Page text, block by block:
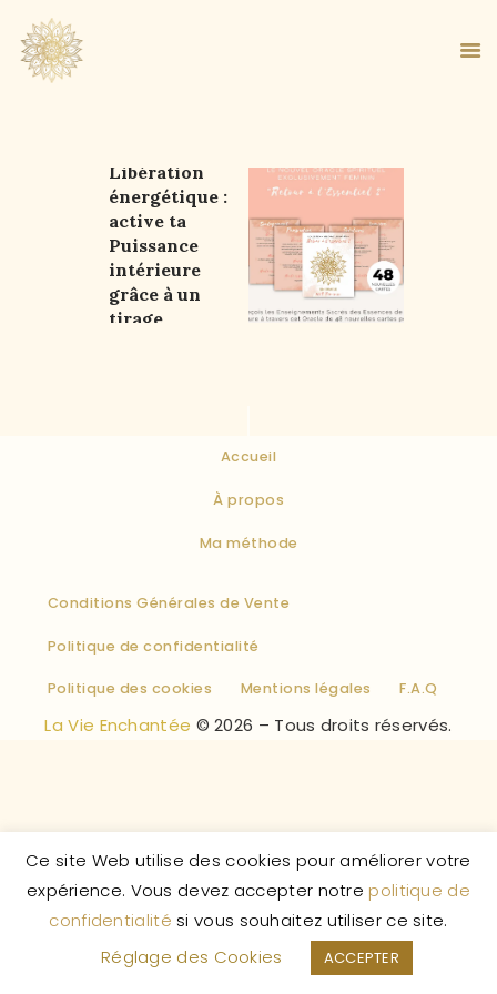
ACCUEIL
À PROPOS
MA MÉTHODE
BOUTIQUE
Libération
énergétique :
active ta
Puissance
intérieure
grâce à un
tirage
Accueil
À propos
Ma méthode
Conditions Générales de Vente
Politique de confidentialité
Politique des cookies Mentions légales F.A.Q
La Vie Enchantée © 2026 – Tous droits réservés.
Ce site Web utilise des cookies pour améliorer votre
expérience. Vous devez accepter notre politique de
confidentialité si vous souhaitez utiliser ce site.
Réglage des Cookies
ACCEPTER